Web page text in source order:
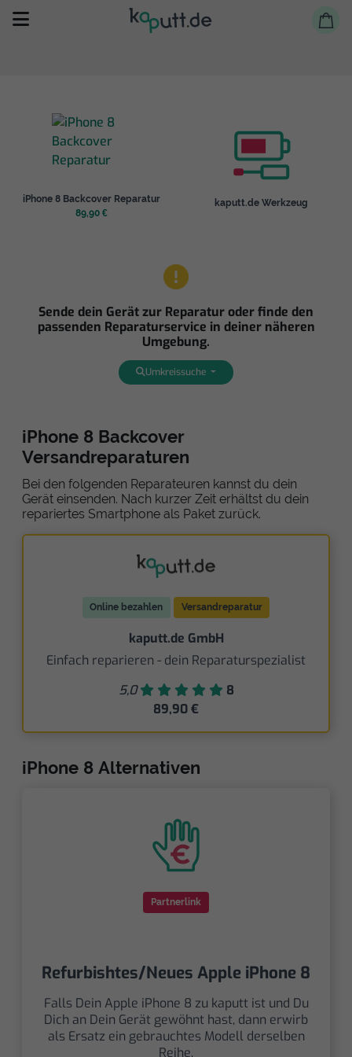
Selbst reparieren
Reparieren lassen
iPhone 8 Backcover Reparatur
89,90 €
kaputt.de Werkzeug
Sende dein Gerät zur Reparatur oder finde den
passenden Reparaturservice in deiner näheren
Umgebung.
Umkreissuche
iPhone 8 Backcover
Versandreparaturen
Bei den folgenden Reparateuren kannst du dein
Gerät einsenden. Nach kurzer Zeit erhältst du dein
repariertes Smartphone als Paket zurück.
Online bezahlen Versandreparatur
kaputt.de GmbH
Einfach reparieren - dein Reparaturspezialist
5,0
8
89,90 €
iPhone 8 Alternativen
Partnerlink
Refurbishtes/Neues Apple iPhone 8
Falls Dein Apple iPhone 8 zu kaputt ist und Du
Dich an Dein Gerät gewöhnt hast, dann erwirb
als Ersatz ein gebrauchtes Modell derselben
Reihe.